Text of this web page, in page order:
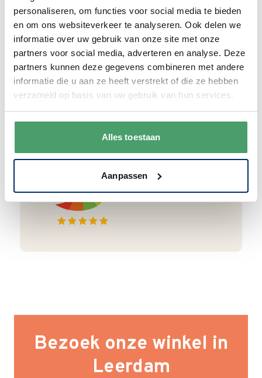
personaliseren, om functies voor social media te bieden
en om ons websiteverkeer te analyseren. Ook delen we
informatie over uw gebruik van onze site met onze
partners voor social media, adverteren en analyse. Deze
partners kunnen deze gegevens combineren met andere
informatie die u aan ze heeft verstrekt of die ze hebben
verzameld op basis van uw gebruik van hun services.
Alles toestaan
Aanpassen
papier. Vanaf € 55,- wordt jouw bestelling
ook nog eens helemaalgratis verzonden.
Goede waardering
Bezoek onze winkel in
Leerdam